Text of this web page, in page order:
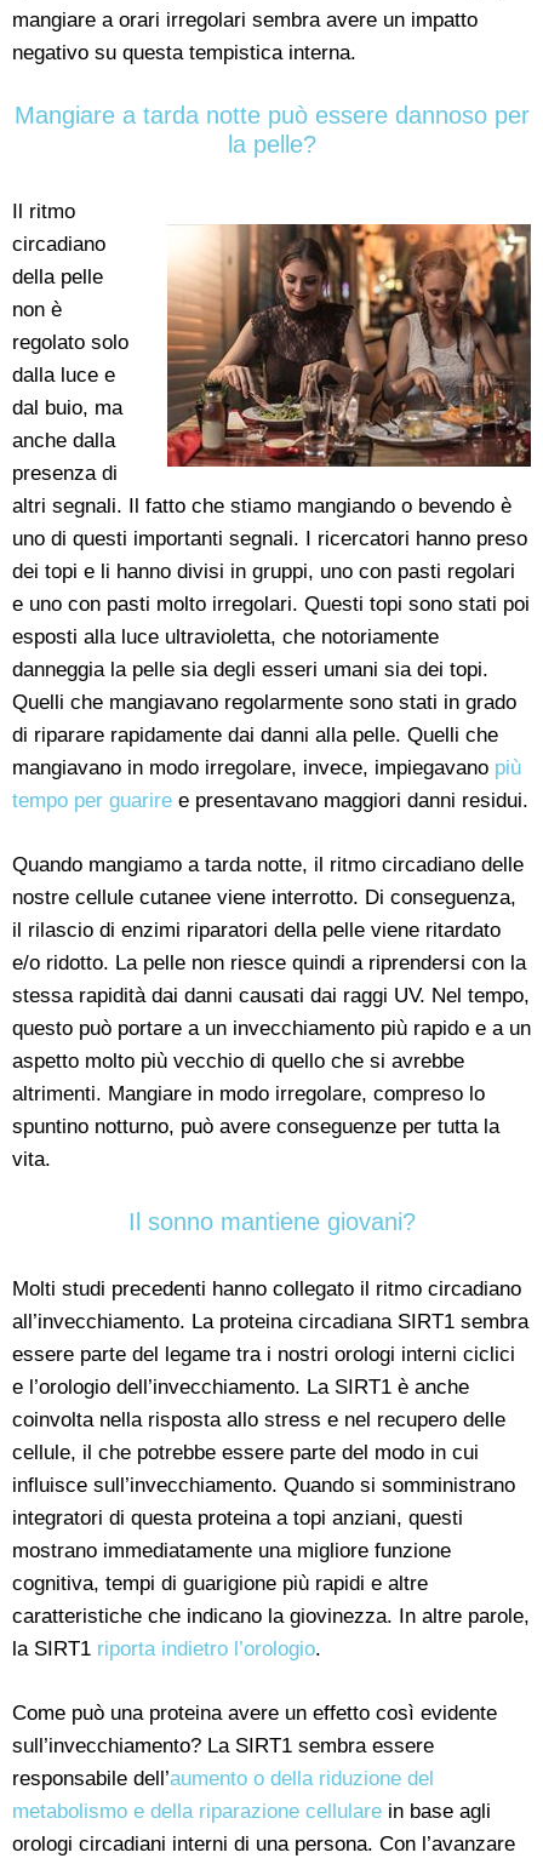
mangiare a orari irregolari sembra avere un impatto
negativo su questa tempistica interna.
Mangiare a tarda notte può essere dannoso per
la pelle?
Il ritmo
circadiano
della pelle
non è
regolato solo
dalla luce e
dal buio, ma
anche dalla
presenza di
altri segnali. Il fatto che stiamo mangiando o bevendo è
uno di questi importanti segnali. I ricercatori hanno preso
dei topi e li hanno divisi in gruppi, uno con pasti regolari
e uno con pasti molto irregolari. Questi topi sono stati poi
esposti alla luce ultravioletta, che notoriamente
danneggia la pelle sia degli esseri umani sia dei topi.
Quelli che mangiavano regolarmente sono stati in grado
di riparare rapidamente dai danni alla pelle. Quelli che
mangiavano in modo irregolare, invece, impiegavano più
tempo per guarire e presentavano maggiori danni residui.
Quando mangiamo a tarda notte, il ritmo circadiano delle
nostre cellule cutanee viene interrotto. Di conseguenza,
il rilascio di enzimi riparatori della pelle viene ritardato
e/o ridotto. La pelle non riesce quindi a riprendersi con la
stessa rapidità dai danni causati dai raggi UV. Nel tempo,
questo può portare a un invecchiamento più rapido e a un
aspetto molto più vecchio di quello che si avrebbe
altrimenti. Mangiare in modo irregolare, compreso lo
spuntino notturno, può avere conseguenze per tutta la
vita.
Il sonno mantiene giovani?
Molti studi precedenti hanno collegato il ritmo circadiano
all’invecchiamento. La proteina circadiana SIRT1 sembra
essere parte del legame tra i nostri orologi interni ciclici
e l’orologio dell’invecchiamento. La SIRT1 è anche
coinvolta nella risposta allo stress e nel recupero delle
cellule, il che potrebbe essere parte del modo in cui
influisce sull’invecchiamento. Quando si somministrano
integratori di questa proteina a topi anziani, questi
mostrano immediatamente una migliore funzione
cognitiva, tempi di guarigione più rapidi e altre
caratteristiche che indicano la giovinezza. In altre parole,
la SIRT1 riporta indietro l’orologio.
Come può una proteina avere un effetto così evidente
sull’invecchiamento? La SIRT1 sembra essere
responsabile dell’aumento o della riduzione del
metabolismo e della riparazione cellulare in base agli
orologi circadiani interni di una persona. Con l’avanzare